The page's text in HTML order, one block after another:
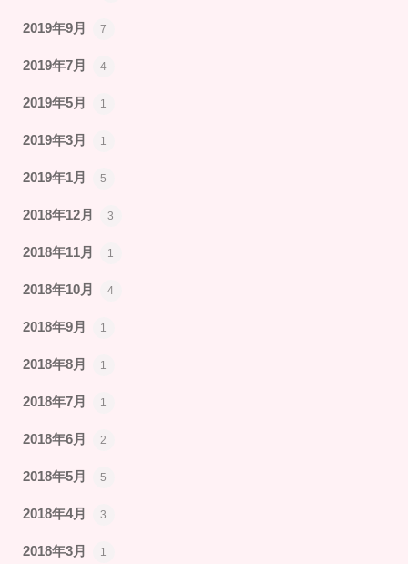
2019年9月 7
2019年7月 4
2019年5月 1
2019年3月 1
2019年1月 5
2018年12月 3
2018年11月 1
2018年10月 4
2018年9月 1
2018年8月 1
2018年7月 1
2018年6月 2
2018年5月 5
2018年4月 3
2018年3月 1